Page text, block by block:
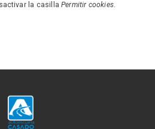
la casillaPermitir cookies.